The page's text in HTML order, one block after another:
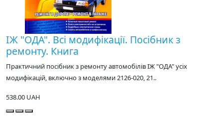
ІЖ "ОДА". Всі модифікації. Посібник з
ремонту. Книга
Практичний посібник з ремонту автомобілів ІЖ "ОДА" усіх
модифікацій, включно з моделями 2126-020, 21..
538.00 UAH